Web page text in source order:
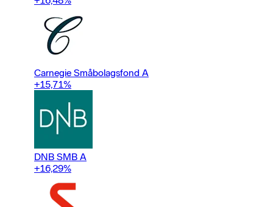
Carnegie Småbolagsfond A
+15,71%
DNB SMB A
+16,29%